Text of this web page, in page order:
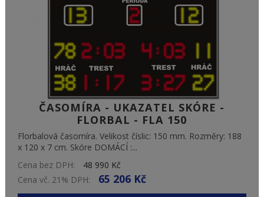
ČASOMÍRA - UKAZATEL SKÓRE -
FLORBAL - FLA 150
Florbalová časomíra. Velikost číslic: 150 mm. Rozměry: 188
x 120 x 7 cm. Skóre DOMÁCÍ :...
Cena bez DPH:
48 990 Kč
Cena vč. 21% DPH:
65 206 Kč